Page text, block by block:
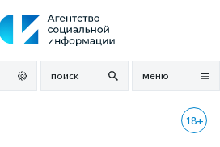
поиск меню
18+